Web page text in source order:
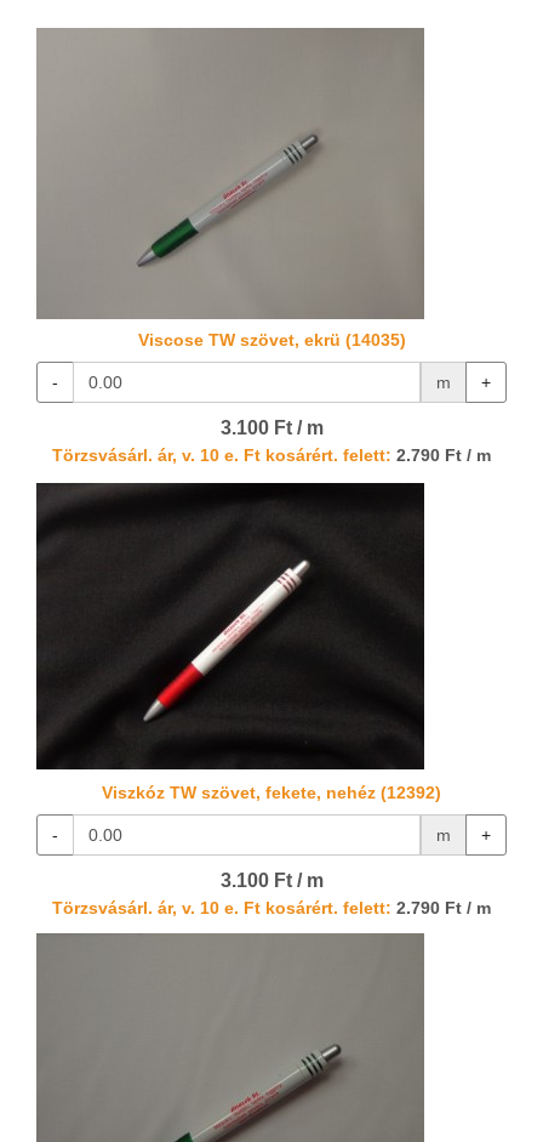
Viscose TW szövet, ekrü (14035)
- m +
3.100 Ft / m
Törzsvásárl. ár, v. 10 e. Ft kosárért. felett: 2.790 Ft / m
Viszkóz TW szövet, fekete, nehéz (12392)
- m +
3.100 Ft / m
Törzsvásárl. ár, v. 10 e. Ft kosárért. felett: 2.790 Ft / m